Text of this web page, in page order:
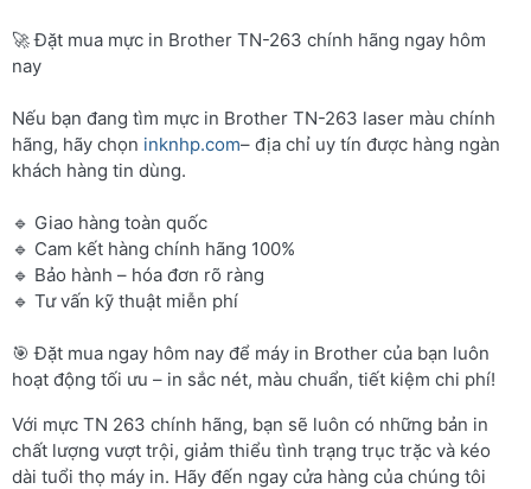
🚀 Đặt mua mực in Brother TN-263 chính hãng ngay hôm
nay
Nếu bạn đang tìm mực in Brother TN-263 laser màu chính
hãng, hãy chọn inknhp.com– địa chỉ uy tín được hàng ngàn
khách hàng tin dùng.
🔹 Giao hàng toàn quốc
🔹 Cam kết hàng chính hãng 100%
🔹 Bảo hành – hóa đơn rõ ràng
🔹 Tư vấn kỹ thuật miễn phí
🎯 Đặt mua ngay hôm nay để máy in Brother của bạn luôn
hoạt động tối ưu – in sắc nét, màu chuẩn, tiết kiệm chi phí!
Với mực TN 263 chính hãng, bạn sẽ luôn có những bản in
chất lượng vượt trội, giảm thiểu tình trạng trục trặc và kéo
dài tuổi thọ máy in. Hãy đến ngay cửa hàng của chúng tôi